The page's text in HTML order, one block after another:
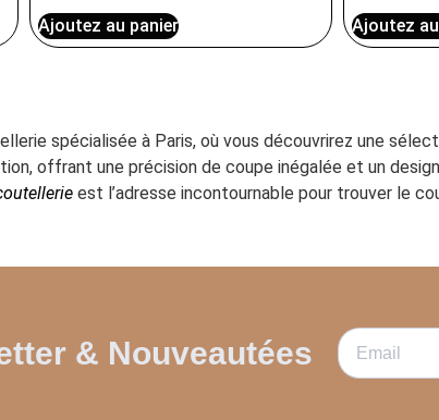
Ajoutez au panier Ajoutez
spécialisée à Paris, où vous découvrirez une
offrant une précision de coupe inégalée et un
est l’adresse incontournable pour trouver le
& Nouveautées